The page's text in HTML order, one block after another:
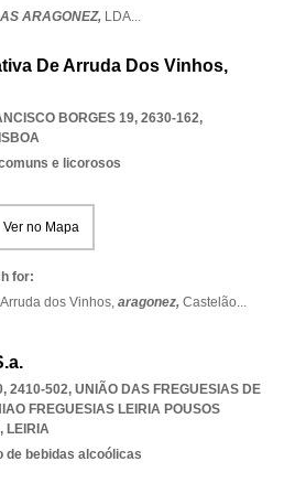
AS ARAGONEZ, LDA...
De Arruda Dos Vinhos,
BORGES 19, 2630-162,
e licorosos
Ver no Mapa
for:
Arruda dos Vinhos, aragonez, Castelão...
2410-502, UNIÃO DAS FREGUESIAS DE
FREGUESIAS LEIRIA POUSOS
, LEIRIA
de bebidas alcoólicas